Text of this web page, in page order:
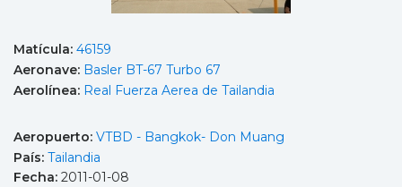
Matícula: 46159
Aeronave: Basler BT-67 Turbo 67
Aerolínea: Real Fuerza Aerea de Tailandia
Aeropuerto: VTBD - Bangkok- Don Muang
País: Tailandia
Fecha: 2011-01-08